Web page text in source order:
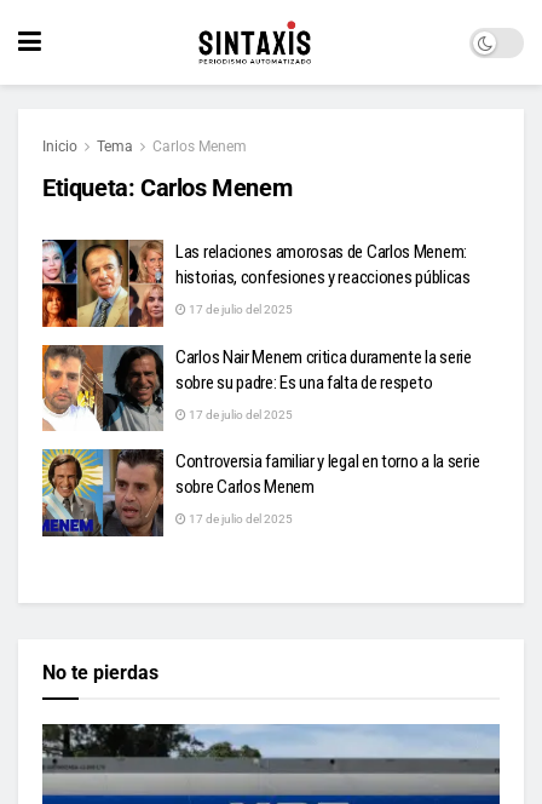
Inicio Tema Carlos Menem
Etiqueta: Carlos Menem
Las relaciones amorosas de Carlos Menem:
historias, confesiones y reacciones públicas
17 de julio del 2025
Carlos Nair Menem critica duramente la serie
sobre su padre: Es una falta de respeto
17 de julio del 2025
Controversia familiar y legal en torno a la serie
sobre Carlos Menem
17 de julio del 2025
No te pierdas